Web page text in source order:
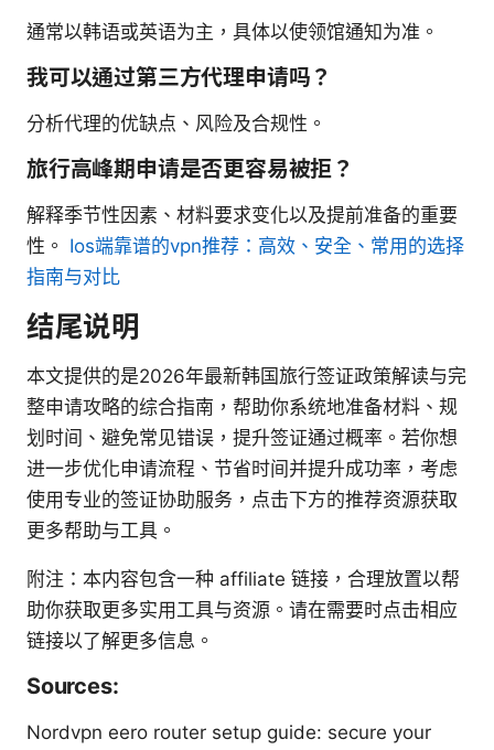
通常以韩语或英语为主，具体以使领馆通知为准。
我可以通过第三方代理申请吗？
分析代理的优缺点、风险及合规性。
旅行高峰期申请是否更容易被拒？
解释季节性因素、材料要求变化以及提前准备的重要
性。 Ios端靠谱的vpn推荐：高效、安全、常用的选择
指南与对比
结尾说明
本文提供的是2026年最新韩国旅行签证政策解读与完
整申请攻略的综合指南，帮助你系统地准备材料、规
划时间、避免常见错误，提升签证通过概率。若你想
进一步优化申请流程、节省时间并提升成功率，考虑
使用专业的签证协助服务，点击下方的推荐资源获取
更多帮助与工具。
附注：本内容包含一种 affiliate 链接，合理放置以帮
助你获取更多实用工具与资源。请在需要时点击相应
链接以了解更多信息。
Sources:
Nordvpn eero router setup guide: secure your